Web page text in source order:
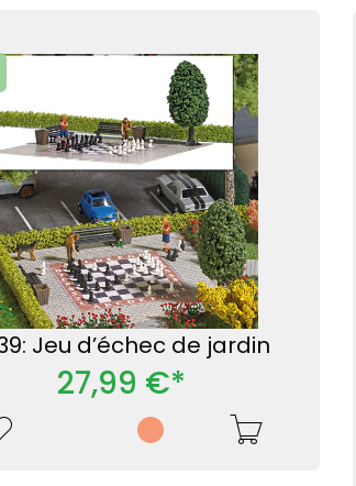
Jeu d’échec de jardin
27,99 €*